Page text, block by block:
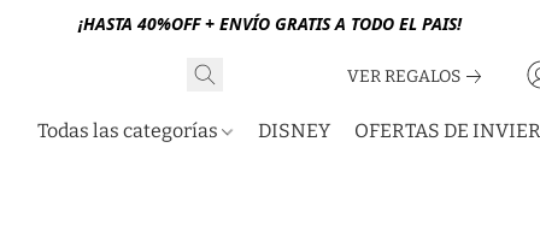
¡HASTA 40%OFF + ENVÍO GRATIS A TODO EL PAIS!
VER REGALOS
Todas las categorías DISNEY OFERTAS DE